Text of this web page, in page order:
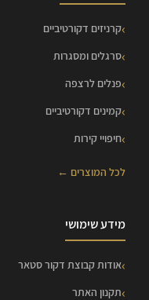
קרניזים דקורטיביים
סרגלים ומסגרות
פנלים לרצפה
קמינים דקורטיביים
חיפויי קירות
לכל המוצרים ←
מידע שימושי
אודות קבוצת דקור סטאר
תקנון האתר